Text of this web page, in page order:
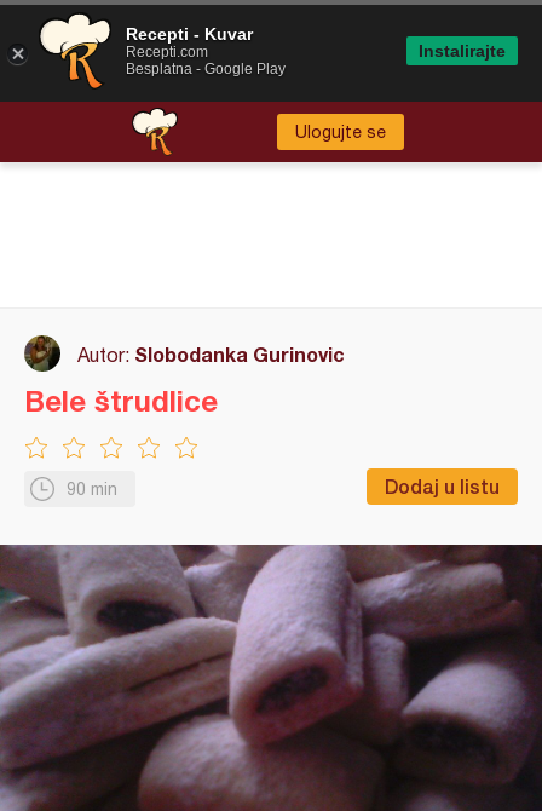
Ulogujte se
Autor: Slobodanka Gurinovic
90 min Dodaj u listu
Bele štrudlice
Recepti - Kuvar
Recepti.com
Besplatna - Google Play
Instalirajte